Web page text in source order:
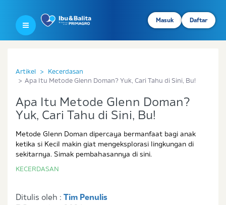
Masuk Daftar
Artikel
Kecerdasan
Apa Itu Metode Glenn Doman? Yuk, Cari Tahu di Sini, Bu!
Apa Itu Metode Glenn Doman?
Yuk, Cari Tahu di Sini, Bu!
Metode Glenn Doman dipercaya bermanfaat bagi anak
ketika si Kecil makin giat mengeksplorasi lingkungan di
sekitarnya. Simak pembahasannya di sini.
KECERDASAN
Ditulis oleh : Tim Penulis